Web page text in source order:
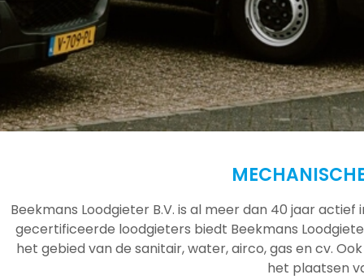
Beekmans Loodgieter B.V. is al meer dan 40 jaar
gecertificeerde loodgieters biedt Beekmans
het gebied van de sanitair, water, airco, gas en cv.
het plaatsen